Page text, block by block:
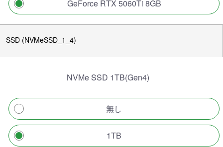
GeForce RTX 5060Ti 8GB
SSD (NVMeSSD_1_4)
NVMe SSD 1TB(Gen4)
無し
1TB